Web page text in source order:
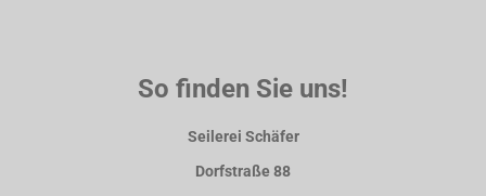
So finden Sie uns!
Seilerei Schäfer
Dorfstraße 88